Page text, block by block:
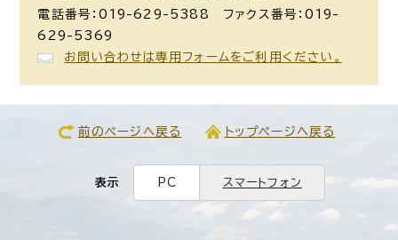
電話番号：019-629-5388 ファクス番号：019-
629-5369
お問い合わせは専用フォームをご利用ください。
前のページへ戻る トップページへ戻る
表示 PC スマートフォン